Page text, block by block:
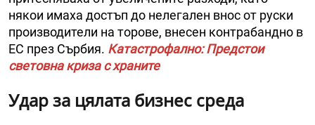
някои имаха достъп до нелегален внос от руски
производители на торове, внесен контрабандно в
ЕС през Сърбия. Катастрофално: Предстои
световна криза с храните
Удар за цялата бизнес среда